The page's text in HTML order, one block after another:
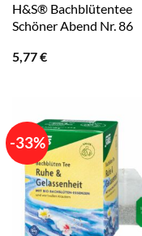
H&S® Bachblütentee
Schöner Abend Nr. 86
5,77€
-33%